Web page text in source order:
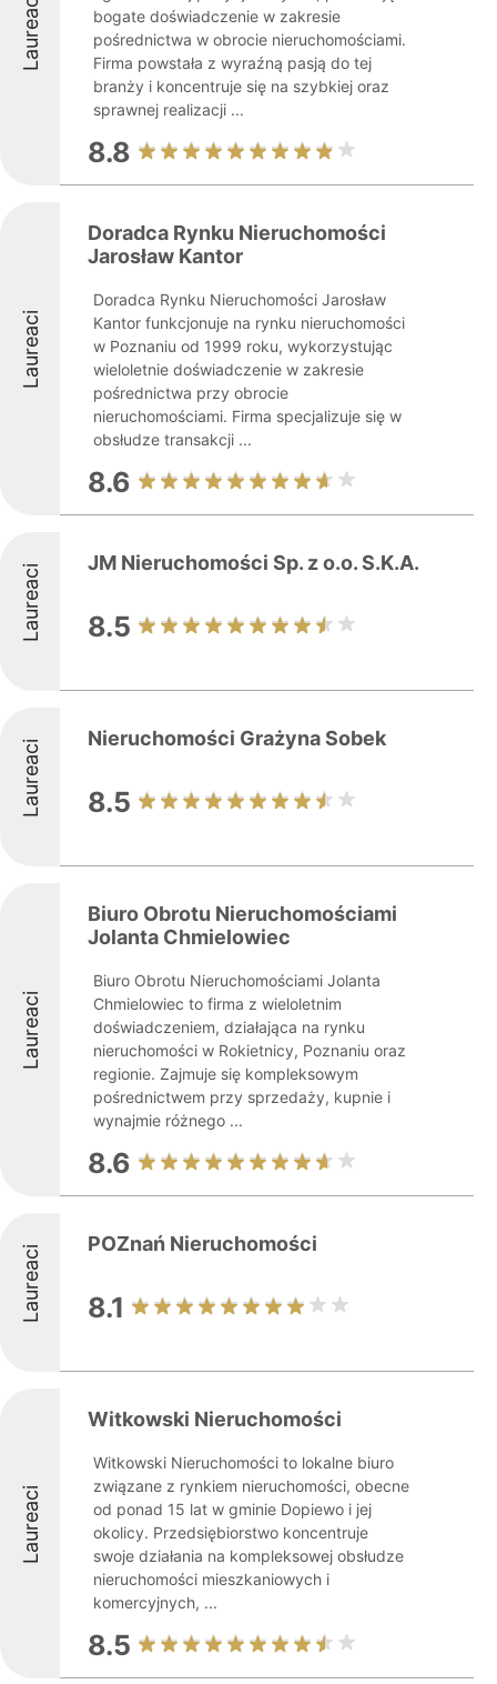
Laureaci
bogate doświadczenie w zakresie
pośrednictwa w obrocie nieruchomościami.
Firma powstała z wyraźną pasją do tej
branży i koncentruje się na szybkiej oraz
sprawnej realizacji ...
8.8
Laureaci
Doradca Rynku Nieruchomości
Jarosław Kantor
Doradca Rynku Nieruchomości Jarosław
Kantor funkcjonuje na rynku nieruchomości
w Poznaniu od 1999 roku, wykorzystując
wieloletnie doświadczenie w zakresie
pośrednictwa przy obrocie
nieruchomościami. Firma specjalizuje się w
obsłudze transakcji ...
8.6
Laureaci JM Nieruchomości Sp. z o.o. S.K.A.
8.5
Laureaci Nieruchomości Grażyna Sobek
8.5
Laureaci
Biuro Obrotu Nieruchomościami
Jolanta Chmielowiec
Biuro Obrotu Nieruchomościami Jolanta
Chmielowiec to firma z wieloletnim
doświadczeniem, działająca na rynku
nieruchomości w Rokietnicy, Poznaniu oraz
regionie. Zajmuje się kompleksowym
pośrednictwem przy sprzedaży, kupnie i
wynajmie różnego ...
8.6
Laureaci POZnań Nieruchomości
8.1
Laureaci
Witkowski Nieruchomości
Witkowski Nieruchomości to lokalne biuro
związane z rynkiem nieruchomości, obecne
od ponad 15 lat w gminie Dopiewo i jej
okolicy. Przedsiębiorstwo koncentruje
swoje działania na kompleksowej obsłudze
nieruchomości mieszkaniowych i
komercyjnych, ...
8.5